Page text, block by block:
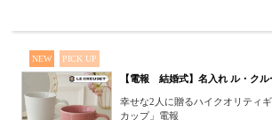
NEW PICK UP
【電報 結婚式】名入れ ル・ク
幸せな2人に贈るハイクオリティ
カップ」電報